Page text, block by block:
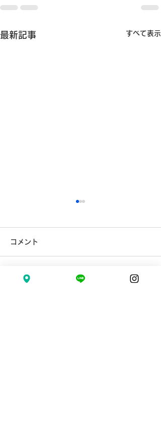
最新記事 すべて表示
2026.07.24(金) 👑ちな
コメント
コメントを追加…